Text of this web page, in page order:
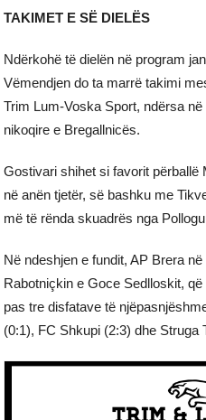
TAKIMET E SË DIELËS
Ndërkohë të dielën në program
Vëmendjen do ta marrë takimi
Trim Lum-Voska Sport, ndërsa
nikoqire e Bregallnicës.
Gostivari shihet si favorit përballë
në anën tjetër, së bashku me
më të rënda skuadrës nga
Në ndeshjen e fundit, AP Brera
Rabotniçkin e Goce Sedlloskit,
pas tre disfatave të
(0:1), FC Shkupi (2:3) dhe